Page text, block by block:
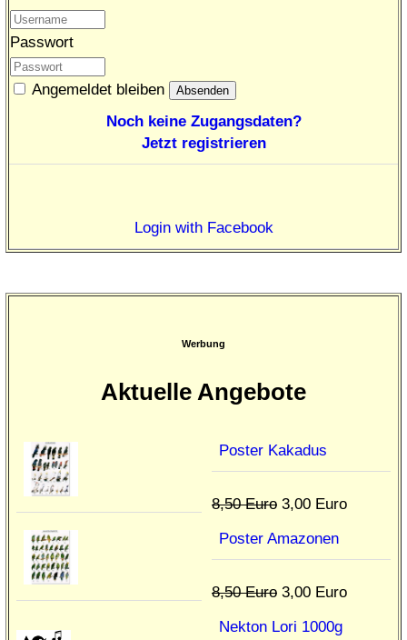
Passwort
Angemeldet bleiben
Noch keine Zugangsdaten?
Jetzt registrieren
Login with Facebook
Werbung
Aktuelle Angebote
Poster Kakadus
8,50 Euro 3,00 Euro
Poster Amazonen
8,50 Euro 3,00 Euro
Nekton Lori 1000g